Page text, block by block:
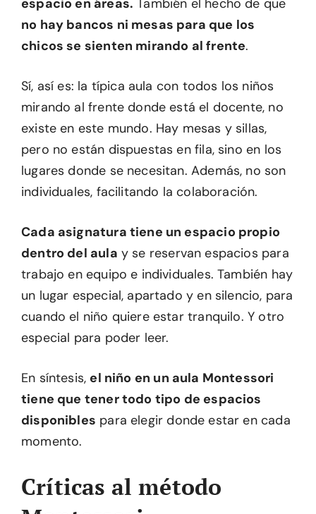
no hay bancos ni mesas para que los
chicos se sienten mirando al frente.
Sí, así es: la típica aula con todos los niños
mirando al frente donde está el docente, no
existe en este mundo. Hay mesas y sillas,
pero no están dispuestas en fila, sino en los
lugares donde se necesitan. Además, no son
individuales, facilitando la colaboración.
Cada asignatura tiene un espacio propio
dentro del aula y se reservan espacios para
trabajo en equipo e individuales. También hay
un lugar especial, apartado y en silencio, para
cuando el niño quiere estar tranquilo. Y otro
especial para poder leer.
En síntesis, el niño en un aula Montessori
tiene que tener todo tipo de espacios
disponibles para elegir donde estar en cada
momento.
Críticas al método